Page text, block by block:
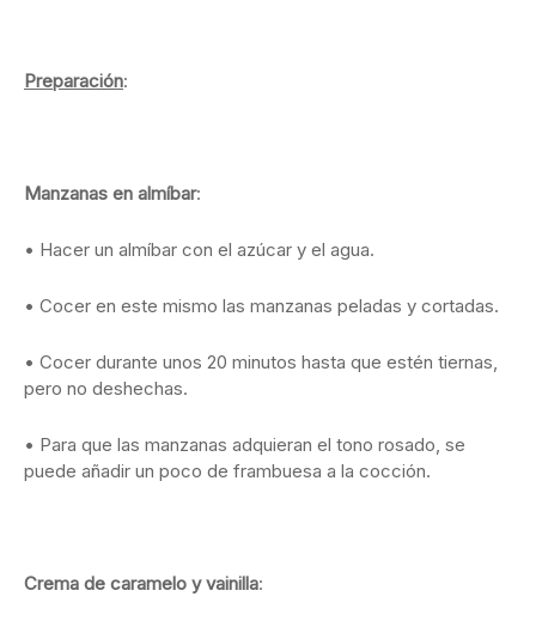
Preparación:
Manzanas en almíbar:
• Hacer un almíbar con el azúcar y el agua.
• Cocer en este mismo las manzanas peladas y cortadas.
• Cocer durante unos 20 minutos hasta que estén tiernas,
pero no deshechas.
• Para que las manzanas adquieran el tono rosado, se
puede añadir un poco de frambuesa a la cocción.
Crema de caramelo y vainilla: